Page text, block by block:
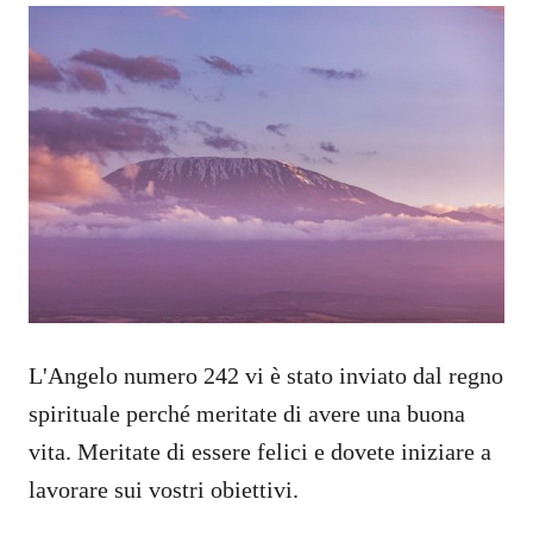
L'Angelo numero 242 vi è stato inviato dal regno
spirituale perché meritate di avere una buona
vita. Meritate di essere felici e dovete iniziare a
lavorare sui vostri obiettivi.